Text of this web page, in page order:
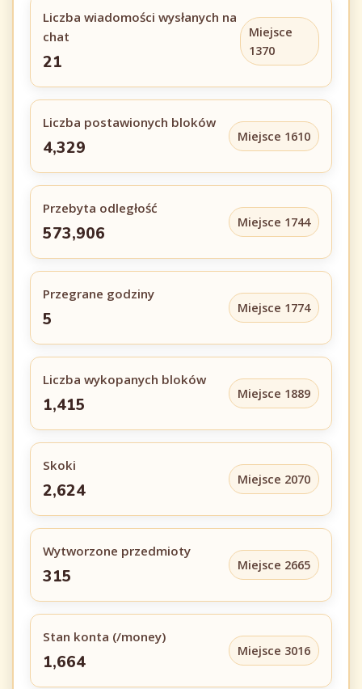
Liczba wiadomości wysłanych na
chat
21
Miejsce
1370
Liczba postawionych bloków
4,329
Miejsce 1610
Przebyta odległość
573,906
Miejsce 1744
Przegrane godziny
5
Miejsce 1774
Liczba wykopanych bloków
1,415
Miejsce 1889
Skoki
2,624
Miejsce 2070
Wytworzone przedmioty
315
Miejsce 2665
Stan konta (/money)
1,664
Miejsce 3016